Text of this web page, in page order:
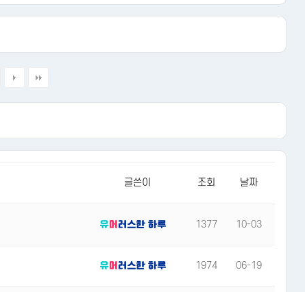
글쓴이 조회 날짜
1377 10-03
1974 06-19